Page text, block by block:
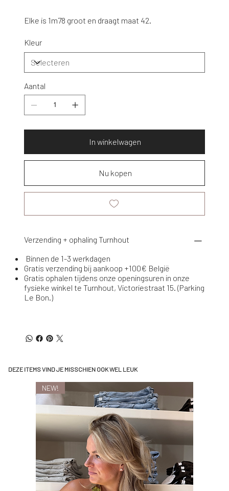
Elke is 1m78 groot en draagt maat 42.
Kleur
Aantal
In winkelwagen
Nu kopen
Verzending + ophaling Turnhout
Binnen de 1-3 werkdagen
Gratis verzending bij aankoop +100€ België
Gratis ophalen tijdens onze openingsuren in onze
fysieke winkel te Turnhout, Victoriestraat 15. (Parking
Le Bon.)
DEZE ITEMS VIND JE MISSCHIEN OOK WEL LEUK
NEW!